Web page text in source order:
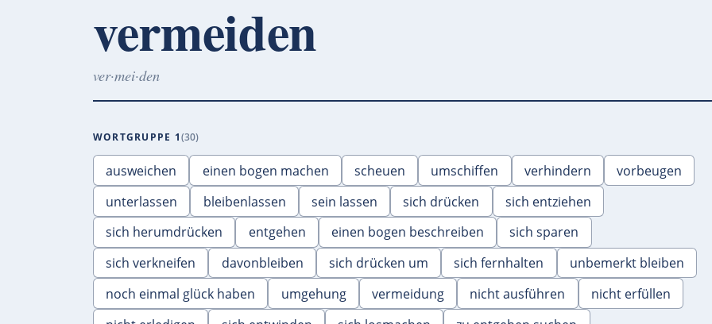
vermeiden
ver·mei·den
WORTGRUPPE 1 30
ausweichen einen bogen machen scheuen umschiffen verhindern
vorbeugen
unterlassen
bleibenlassen sein lassen sich drücken
sich entziehen
sich herumdrücken
entgehen einen bogen beschreiben
sich sparen
sich verkneifen
davonbleiben sich drücken um sich fernhalten
unbemerkt bleiben
noch einmal glück haben
umgehung vermeidung nicht ausführen
nicht erfüllen